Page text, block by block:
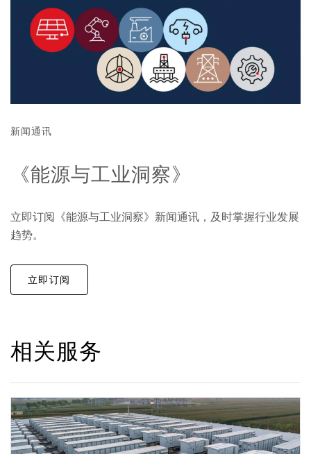
新闻通讯
《能源与工业洞察》
立即订阅《能源与工业洞察》新闻通讯，及时掌握行业发展
趋势。
立即订阅
相关服务